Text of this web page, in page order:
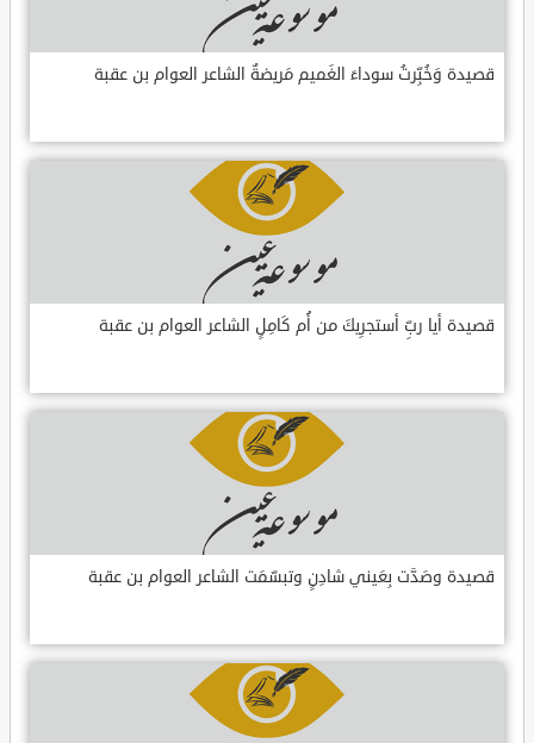
قصيدة وَخُبِّرتُ سوداءَ الغَميم مَريضةٌ الشاعر العوام بن عقبة
قصيدة أيا ربِّ أستجرِيكَ من أُم كَامِلٍ الشاعر العوام بن عقبة
قصيدة وصَدَّت بِعَيني شادِنٍ وتبسّمَت الشاعر العوام بن عقبة